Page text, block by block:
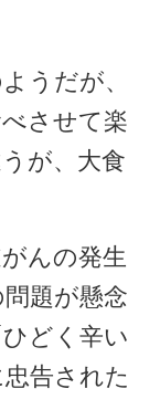
うだが、
させて楽
が、大食
んの発生
題が懸念
どく辛い
告された